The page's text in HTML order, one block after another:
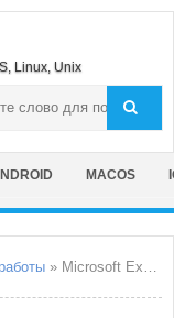
Linux, Unix
MACOS
» Microsoft Excel и Word 2013